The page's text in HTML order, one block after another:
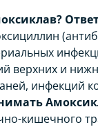
верхних и
инфекций
кишечного